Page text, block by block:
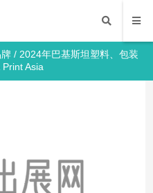
/ 2024年巴基斯坦塑料、包装
Asia